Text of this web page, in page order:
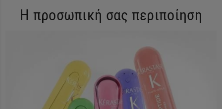
Η προσωπική σας περιποίηση